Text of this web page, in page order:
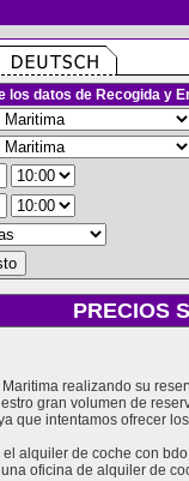
los datos de Recogida y
PRECIOS
realizando su
gran volumen de
que intentamos ofrecer
alquiler de coche con
oficina de alquiler de